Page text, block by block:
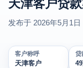
天津客户贷
发布于 2026年5月1日
客户称呼
天津客户
贷